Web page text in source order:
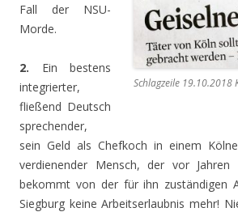
Schlagzeile 19.10.2018
Fall der NSU-
Morde.
2. Ein bestens
integrierter,
fließend Deutsch
sprechender,
sein Geld als Chefkoch in einem
verdienender Mensch, der vor Jahren
bekommt von der für ihn zuständigen
Siegburg keine Arbeitserlaubnis mehr!